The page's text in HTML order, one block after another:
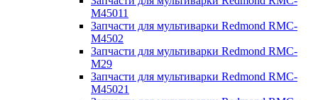
M45011
Запчасти для мультиварки Redmond RMC-
M4502
Запчасти для мультиварки Redmond RMC-
M29
Запчасти для мультиварки Redmond RMC-
M45021